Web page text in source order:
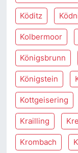
Köditz
Kolbermoor
Königsbrunn
Königstein
Kottgeisering
Krailling
Krombach